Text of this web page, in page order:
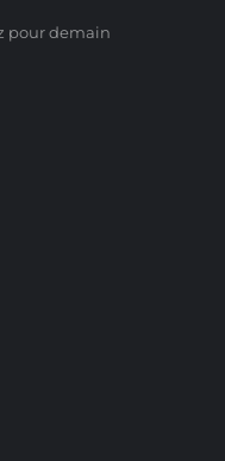
pour demain